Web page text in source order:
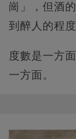
崗」，但酒
到醉人的程度
度數是一方
一方面。